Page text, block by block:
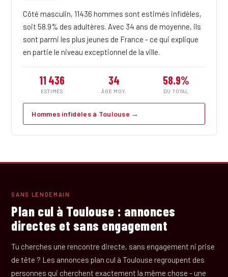
Côté masculin, 11436 hommes sont estimés infidèles,
soit 58.9% des adultères. Avec 34 ans de moyenne, ils
sont parmi les plus jeunes de France - ce qui explique
en partie le niveau exceptionnel de la ville.
11 436
ESTIMÉS
34
ÂGE MOY.
58.9%
DU TOTAL
Hommes infidèles à Toulouse →
SANS LENDEMAIN
Plan cul à Toulouse : annonces
directes et sans engagement
Tu cherches une rencontre directe, sans engagement ni prise
de tête ? Les annonces plan cul à Toulouse regroupent des
personnes qui cherchent exactement la même chose - une